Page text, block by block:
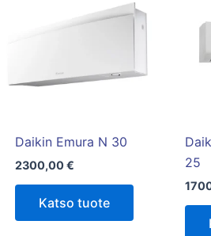
Daikin Emura N 30
2300,00€
Katso tuote
on
muunnelma.
Voit
25